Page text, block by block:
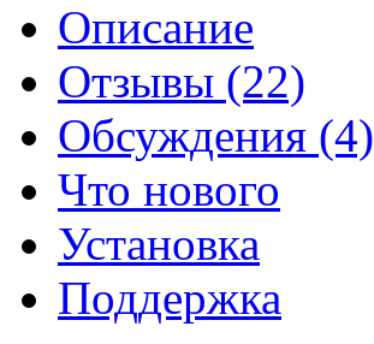
Описание
Отзывы (22)
Обсуждения (4)
Что нового
Установка
Поддержка